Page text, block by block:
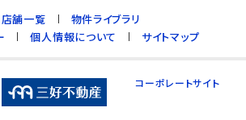
店舗一覧
物件ライブラリ
個人情報について サイトマップ
コーポレートサイト